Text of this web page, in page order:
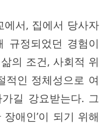
에서, 집에서 당사자
규정되었던 경험이
의 조건, 사회적 위
적인 정체성으로 여
길 강요받는다. 그
애인’이 되기 위해